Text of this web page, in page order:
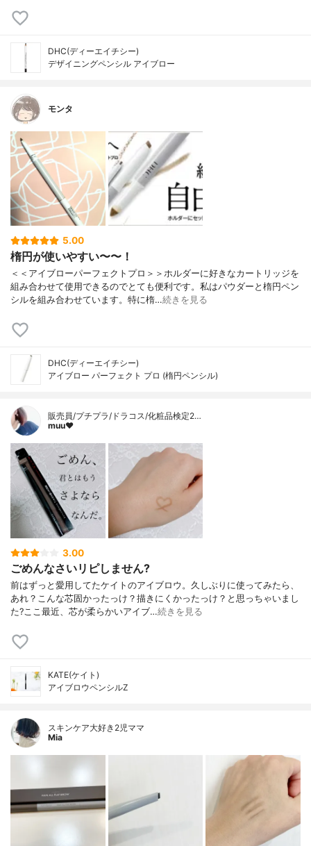
DHC(ディーエイチシー)
デザイニングペンシル アイブロー
モンタ
5.00
楕円が使いやすい〜〜！
＜＜アイブローパーフェクトプロ＞＞ホルダーに好きなカートリッジを
組み合わせて使用できるのでとても便利です。私はパウダーと楕円ペン
シルを組み合わせています。特に楕…続きを見る
DHC(ディーエイチシー)
アイブロー パーフェクト プロ (楕円ペンシル)
販売員/プチプラ/ドラコス/化粧品検定2…
muu❤︎
3.00
ごめんなさいリピしません?
前はずっと愛用してたケイトのアイブロウ。久しぶりに使ってみたら、
あれ？こんな芯固かったっけ？描きにくかったっけ？と思っちゃいまし
た?ここ最近、芯が柔らかいアイブ…続きを見る
KATE(ケイト)
アイブロウペンシルZ
スキンケア大好き2児ママ
Mia